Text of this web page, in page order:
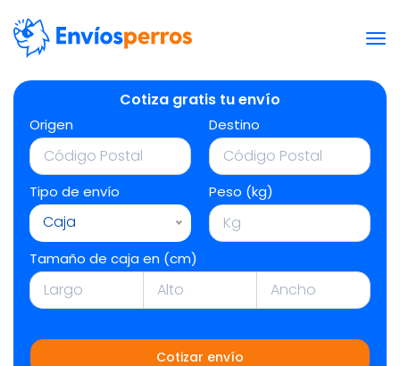
Cotiza gratis tu envío
Origen Destino
Tipo de envío
Caja
Peso (kg)
Tamaño de caja en (cm)
Cotizar envío